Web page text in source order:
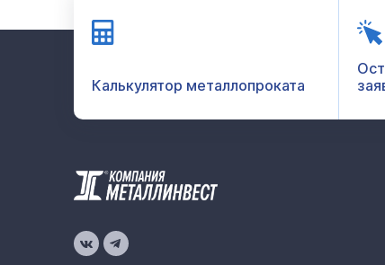
Калькулятор металлопроката